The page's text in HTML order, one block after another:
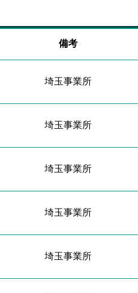
備考
埼玉事業所
埼玉事業所
埼玉事業所
埼玉事業所
埼玉事業所